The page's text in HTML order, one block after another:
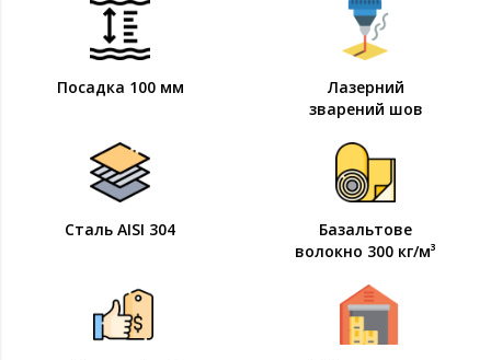
Посадка 100 мм
Лазерний
зварений шов
Сталь AISI 304
Базальтове
волокно 300 кг/м³